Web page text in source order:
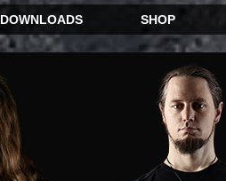
DOWNLOADS SHOP